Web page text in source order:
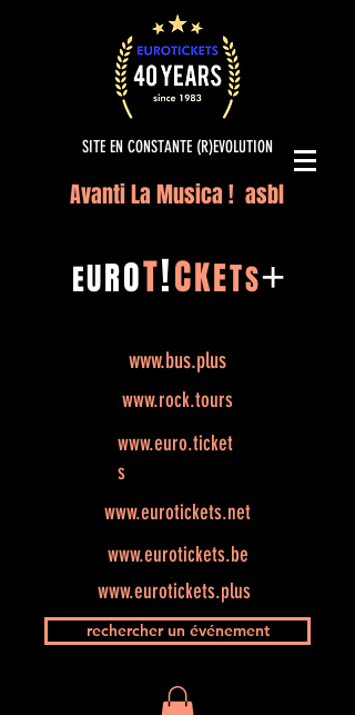
SITE EN CONSTANTE (R)EVOLUTION
Avanti La Musica ! asbl
EUROT!CKETS+
www.bus.plus
www.rock.tours
www.euro.ticket
s
www.eurotickets.net
www.eurotickets.be
www.eurotickets.plus
rechercher un événement